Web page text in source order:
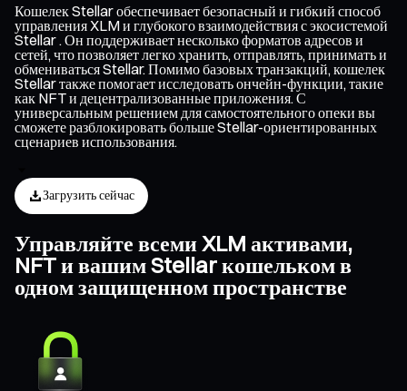
Кошелек Stellar обеспечивает безопасный и гибкий способ
управления XLM и глубокого взаимодействия с экосистемой
Stellar . Он поддерживает несколько форматов адресов и
сетей, что позволяет легко хранить, отправлять, принимать и
обмениваться Stellar. Помимо базовых транзакций, кошелек
Stellar также помогает исследовать ончейн-функции, такие
как NFT и децентрализованные приложения. С
универсальным решением для самостоятельного опеки вы
сможете разблокировать больше Stellar-ориентированных
сценариев использования.
Загрузить сейчас
Управляйте всеми XLM активами,
NFT и вашим Stellar кошельком в
одном защищенном пространстве